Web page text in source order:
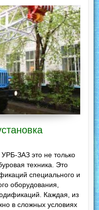
ЗАЗ это не только
техника. Это
специального и
оборудования,
Каждая, из
в сложных условиях